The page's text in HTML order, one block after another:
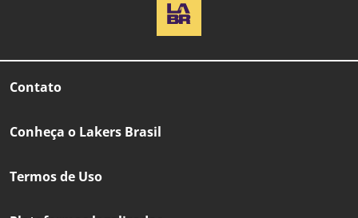
Contato
Conheça o Lakers Brasil
Termos de Uso